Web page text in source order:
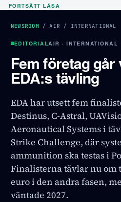
FORTSÄTT LÄSA
NEWSROOM /AIR / INTERNATIONAL
EDITORIALAIR · INTERNATIONAL
Fem företag går
EDA:s tävling
EDA har utsett fem
Destinus, C-Astral,
Aeronautical Systems i
Strike Challenge, där
ammunition ska testas i
Finalisterna tävlar nu om
euro i den andra fasen,
väntade 2027.